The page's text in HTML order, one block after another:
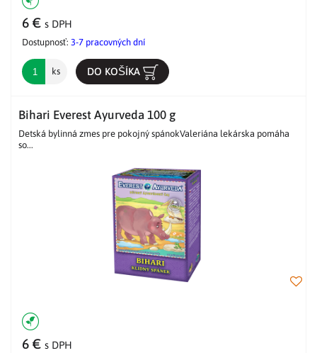
6 € s DPH
Dostupnosť: 3-7 pracovných dní
ks DO KOŠÍKA
Bihari Everest Ayurveda 100 g
Detská bylinná zmes pre pokojný spánokValeriána lekárska pomáha
so...
6 € s DPH